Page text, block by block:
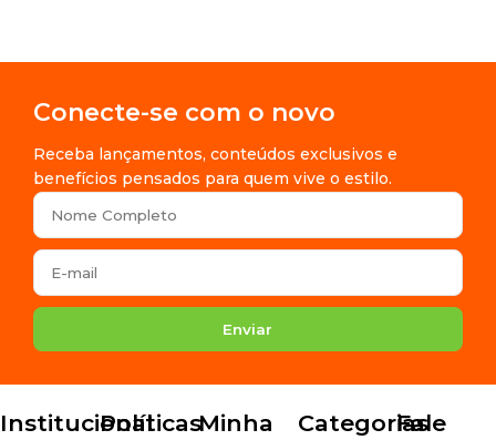
Conecte-se com o novo
Receba lançamentos, conteúdos exclusivos e
benefícios pensados para quem vive o estilo.
Enviar
InstitucionalPolíticasMinha
Categorias
Fale